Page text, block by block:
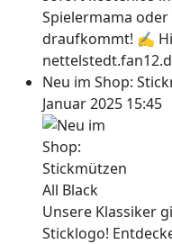
Spielermama
draufkommt! ✍
Neu im Shop:
Januar 2025 15:45
Unsere Klassiker
Sticklogo!